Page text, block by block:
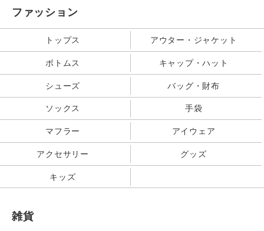
ファッション
トップス アウター・ジャケット
ボトムス キャップ・ハット
シューズ バッグ・財布
ソックス 手袋
マフラー アイウェア
アクセサリー グッズ
キッズ
雑貨